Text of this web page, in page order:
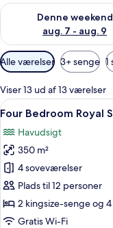
Denne weekend
aug. 7 - aug. 9
Tjek tilgængelighed
Tilgængelige
filtre
for
værelser
Alle værelser 3+ senge 1
Viser 13 ud af 13 værelser
Indlæs
alle
billeder
af
Four
Bedroom
Royal
Spa
10
Four Bedroom Royal
Havudsigt
350 m²
4 soveværelser
Plads til 12 personer
2 kingsize-senge og
Gratis Wi-Fi